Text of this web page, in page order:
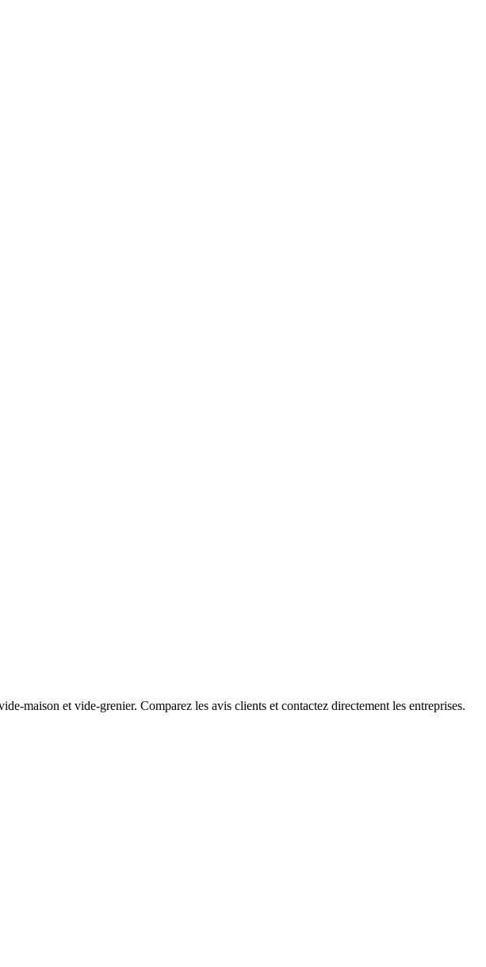
maison et vide-grenier. Comparez les avis clients et contactez directement les entreprises.